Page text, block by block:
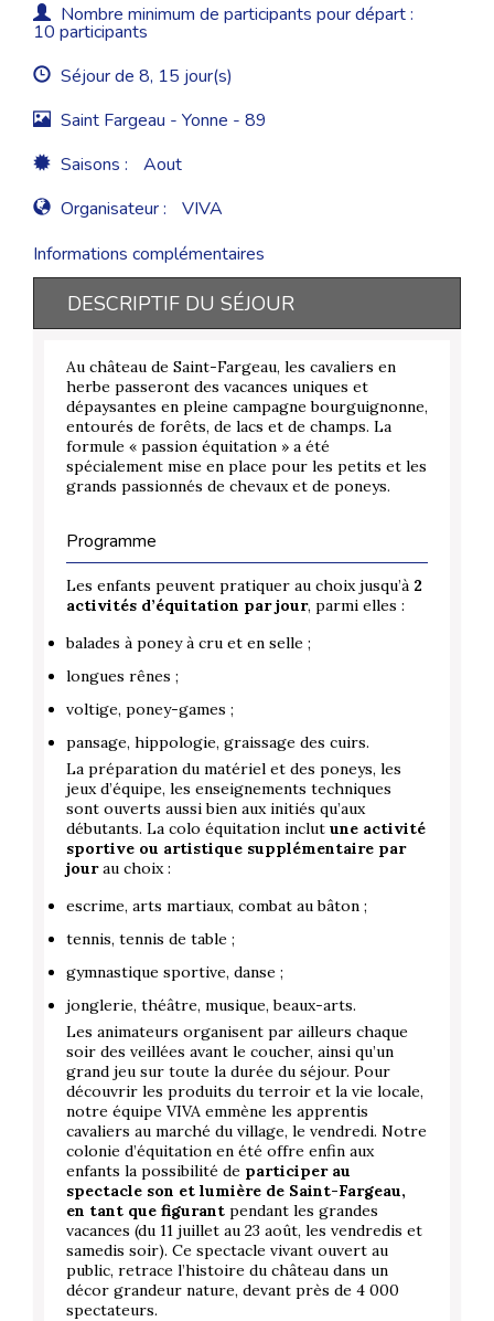
Nombre minimum de participants pour départ :
10 participants
Séjour de 8, 15 jour(s)
Saint Fargeau - Yonne - 89
Saisons :
Aout
Organisateur :
VIVA
Informations complémentaires
DESCRIPTIF DU SÉJOUR
Au château de Saint-Fargeau, les cavaliers en
herbe passeront des vacances uniques et
dépaysantes en pleine campagne bourguignonne,
entourés de forêts, de lacs et de champs. La
formule « passion équitation » a été
spécialement mise en place pour les petits et les
grands passionnés de chevaux et de poneys.
Programme
Les enfants peuvent pratiquer au choix jusqu’à 2
activités d’équitation par jour, parmi elles :
balades à poney à cru et en selle ;
longues rênes ;
voltige, poney-games ;
pansage, hippologie, graissage des cuirs.
La préparation du matériel et des poneys, les
jeux d’équipe, les enseignements techniques
sont ouverts aussi bien aux initiés qu’aux
débutants. La colo équitation inclut une activité
sportive ou artistique supplémentaire par
jourau choix :
escrime, arts martiaux, combat au bâton ;
tennis, tennis de table ;
gymnastique sportive, danse ;
jonglerie, théâtre, musique, beaux-arts.
Les animateurs organisent par ailleurs chaque
soir des veillées avant le coucher, ainsi qu’un
grand jeu sur toute la durée du séjour. Pour
découvrir les produits du terroir et la vie locale,
notre équipe VIVA emmène les apprentis
cavaliers au marché du village, le vendredi. Notre
colonie d’équitation en été offre enfin aux
enfants la possibilité de participer au
spectacle son et lumière de Saint-Fargeau,
en tant que figurant pendant les grandes
vacances (du 11 juillet au 23 août, les vendredis et
samedis soir). Ce spectacle vivant ouvert au
public, retrace l’histoire du château dans un
décor grandeur nature, devant près de 4 000
spectateurs.